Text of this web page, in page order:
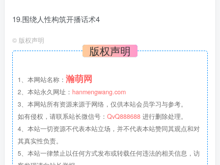
19.围绕人性构筑开播话术4
© 版权声明
版权声明
1、本网站名称： 瀚萌网
2、本站永久网址： hanmengwang.com
3、本网站所有资源来源于网络，仅供本站会员学习与参考。
如有侵权，请联系站长微信号： QvQ888688 进行删除处理。
4、本站一切资源不代表本站立场，并不代表本站赞同其观点和对
其真实性负责。
5、本站一律禁止以任何方式发布或转载任何违法的相关信息，访